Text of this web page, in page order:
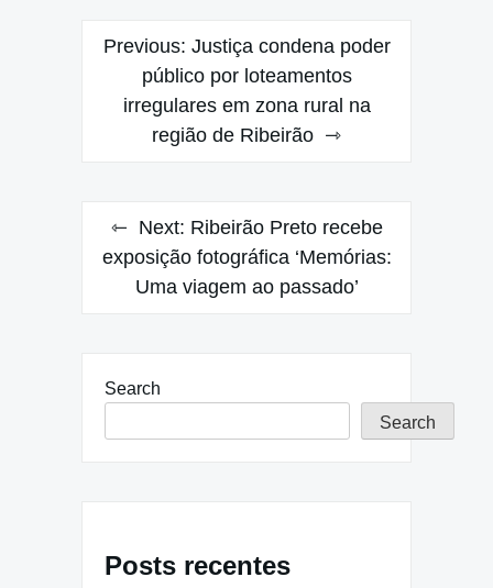
Post
navigation
Previous: Justiça condena poder
público por loteamentos
irregulares em zona rural na
região de Ribeirão
Next: Ribeirão Preto recebe
exposição fotográfica ‘Memórias:
Uma viagem ao passado’
Search
Search
Posts recentes